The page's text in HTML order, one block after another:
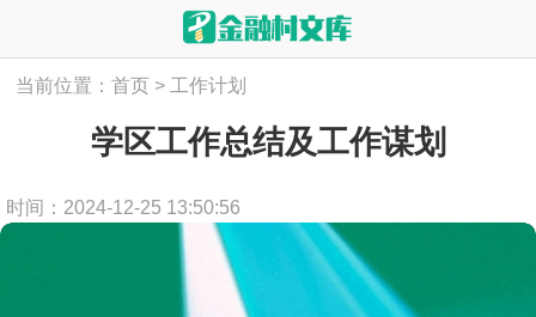
当前位置：首页 > 工作计划
学区工作总结及工作谋划
时间：2024-12-25 13:50:56